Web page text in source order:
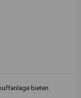
bieten